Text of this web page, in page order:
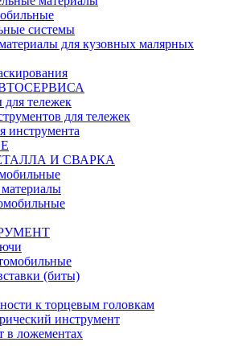
системы
для кузовных малярных
для тележек
для тележек
инструмента
И СВАРКА
(биты)
к торцевым головкам
инструмент
в ложементах